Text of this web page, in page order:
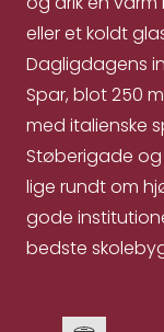
eller et koldt
Dagligdagens
Spar, blot 250
med italienske
Støberigade og
lige rundt om
gode
bedste